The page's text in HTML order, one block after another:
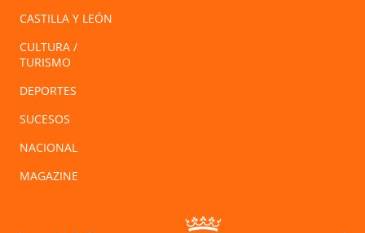
CASTILLA Y LEÓN
CULTURA /
TURISMO
DEPORTES
SUCESOS
NACIONAL
MAGAZINE